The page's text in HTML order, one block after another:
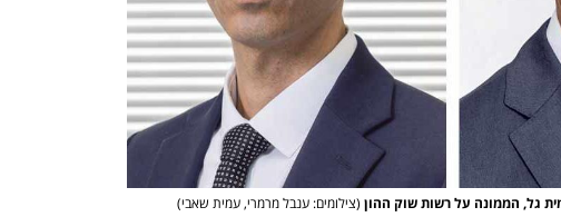
גל, הממונה על רשות שוק ההון (צילומים: ענבל מרמרי, עמית שאבי)